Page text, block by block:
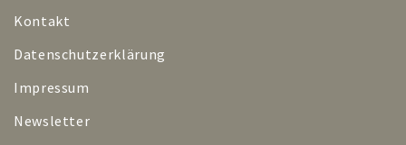
Kontakt
Datenschutzerklärung
Impressum
Newsletter